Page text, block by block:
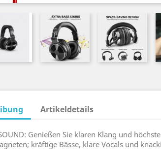
Artikeldetails
SOUND: Genießen Sie klaren Klang und
kräftige Bässe, klare Vocals und